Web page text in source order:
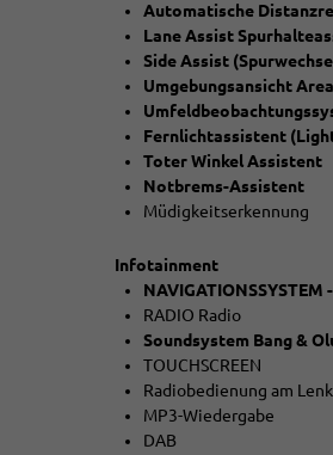
Automatische
Lane Assist
Side Assist
Umgebungsansicht
Fernlichtassistent
Toter Winkel Assistent
Notbrems-Assistent
Müdigkeitserkennung
Infotainment
NAVIGATIONSSYSTEM
RADIO Radio
Soundsystem Bang &
TOUCHSCREEN
Radiobedienung am
MP3-Wiedergabe
DAB